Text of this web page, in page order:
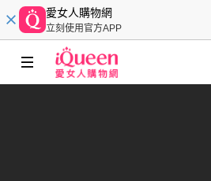
愛女人購物網
立刻使用官方APP